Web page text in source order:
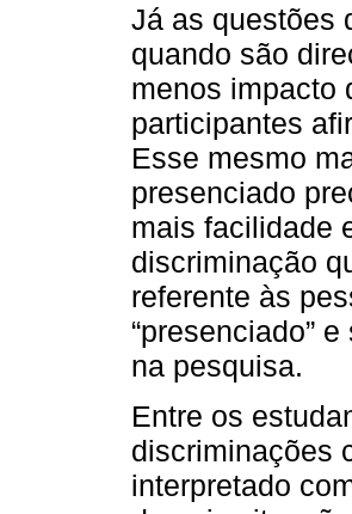
Já as questões
quando são
menos impacto
participantes
Esse mesmo
presenciado
mais facilidade
discriminação
referente às
“presenciado”
na pesquisa.
Entre os
discriminações
interpretado